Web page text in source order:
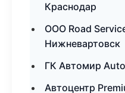
Краснодар
ООО Road
Нижневартовск
ГК Автомир
Автоцентр